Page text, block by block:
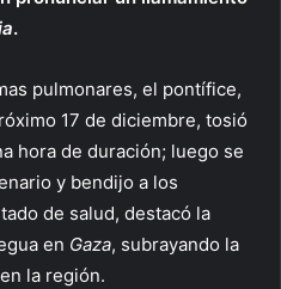
.
pulmonares, el pontífice,
17 de diciembre, tosió
hora de duración; luego se
y bendijo a los
de salud, destacó la
en Gaza, subrayando la
la región.